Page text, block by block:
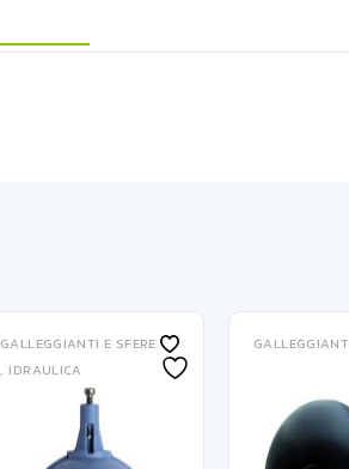
GALLEGGIANTI E SFERE
IDRAULICA